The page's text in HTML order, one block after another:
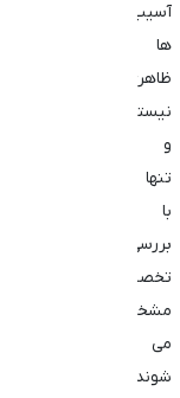
آسیب‌
ها
ظاهری
نیستند
و
تنها
با
بررسی
تخصصی
مشخص
می
‌شوند.